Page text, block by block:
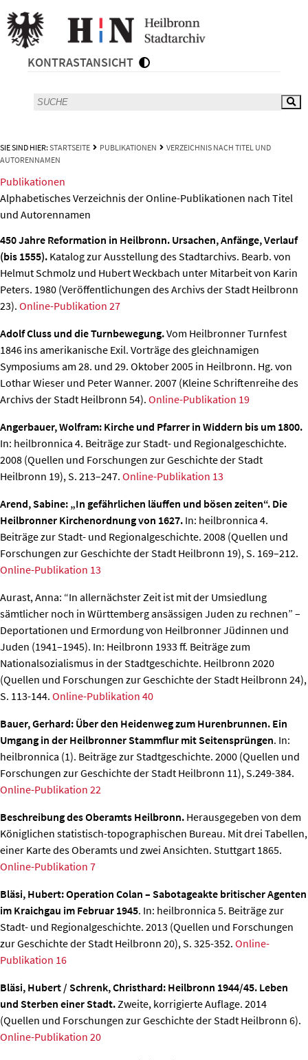
KONTRASTANSICHT
SIE SIND HIER: STARTSEITE PUBLIKATIONEN
VERZEICHNIS NACH TITEL UND
AUTORENNAMEN
Publikationen
Alphabetisches Verzeichnis der Online-Publikationen nach Titel
und Autorennamen
450 Jahre Reformation in Heilbronn. Ursachen, Anfänge, Verlauf
(bis 1555). Katalog zur Ausstellung des Stadtarchivs. Bearb. von
Helmut Schmolz und Hubert Weckbach unter Mitarbeit von Karin
Peters. 1980 (Veröffentlichungen des Archivs der Stadt Heilbronn
23). Online-Publikation 27
Adolf Cluss und die Turnbewegung.Vom Heilbronner Turnfest
1846 ins amerikanische Exil. Vorträge des gleichnamigen
Symposiums am 28. und 29. Oktober 2005 in Heilbronn. Hg. von
Lothar Wieser und Peter Wanner. 2007 (Kleine Schriftenreihe des
Archivs der Stadt Heilbronn 54). Online-Publikation 19
Angerbauer, Wolfram: Kirche und Pfarrer in Widdern bis um 1800.
In: heilbronnica 4. Beiträge zur Stadt- und Regionalgeschichte.
2008 (Quellen und Forschungen zur Geschichte der Stadt
Heilbronn 19), S. 213–247. Online-Publikation 13
Arend, Sabine: „In gefährlichen läuffen und bösen zeiten“. Die
Heilbronner Kirchenordnung von 1627. In: heilbronnica 4.
Beiträge zur Stadt- und Regionalgeschichte. 2008 (Quellen und
Forschungen zur Geschichte der Stadt Heilbronn 19), S. 169–212.
Online-Publikation 13
Aurast, Anna: “In allernächster Zeit ist mit der Umsiedlung
sämtlicher noch in Württemberg ansässigen Juden zu rechnen” –
Deportationen und Ermordung von Heilbronner Jüdinnen und
Juden (1941–1945). In: Heilbronn 1933 ff. Beiträge zum
Nationalsozialismus in der Stadtgeschichte. Heilbronn 2020
(Quellen und Forschungen zur Geschichte der Stadt Heilbronn 24),
S. 113-144. Online-Publikation 40
Bauer, Gerhard: Über den Heidenweg zum Hurenbrunnen. Ein
Umgang in der Heilbronner Stammflur mit Seitensprüngen. In:
heilbronnica (1). Beiträge zur Stadtgeschichte. 2000 (Quellen und
Forschungen zur Geschichte der Stadt Heilbronn 11), S.249-384.
Online-Publikation 22
Beschreibung des Oberamts Heilbronn. Herausgegeben von dem
Königlichen statistisch-topographischen Bureau. Mit drei Tabellen,
einer Karte des Oberamts und zwei Ansichten. Stuttgart 1865.
Online-Publikation 7
Bläsi, Hubert: Operation Colan – Sabotageakte britischer Agenten
im Kraichgau im Februar 1945. In: heilbronnica 5. Beiträge zur
Stadt- und Regionalgeschichte. 2013 (Quellen und Forschungen
zur Geschichte der Stadt Heilbronn 20), S. 325-352. Online-
Publikation 16
Bläsi, Hubert / Schrenk, Christhard: Heilbronn 1944/45. Leben
und Sterben einer Stadt.Zweite, korrigierte Auflage. 2014
(Quellen und Forschungen zur Geschichte der Stadt Heilbronn 6).
Online-Publikation 20